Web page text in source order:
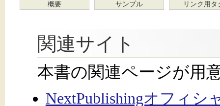
概要 サンプル リンク用タ
関連サイト
本書の関連ページが用
NextPublishingオフィシ